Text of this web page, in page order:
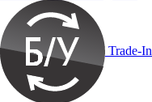
Trade-In